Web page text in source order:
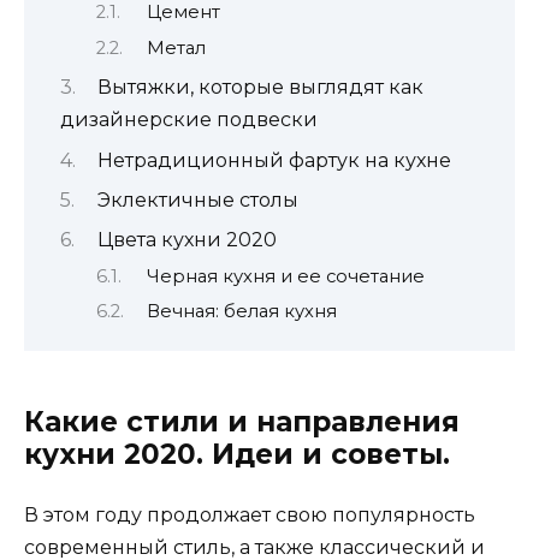
Цемент
Метал
Вытяжки, которые выглядят как
дизайнерские подвески
Нетрадиционный фартук на кухне
Эклектичные столы
Цвета кухни 2020
Черная кухня и ее сочетание
Вечная: белая кухня
Какие стили и направления
кухни 2020. Идеи и советы.
В этом году продолжает свою популярность
современный стиль, а также классический и